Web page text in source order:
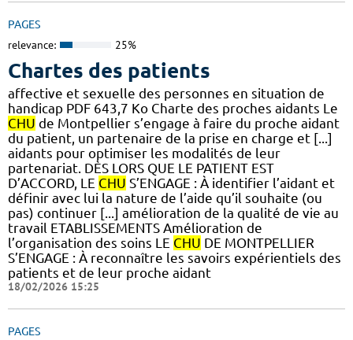
PAGES
relevance: 25%
Chartes des patients
affective et sexuelle des personnes en situation de
handicap PDF 643,7 Ko Charte des proches aidants Le
CHU de Montpellier s’engage à faire du proche aidant
du patient, un partenaire de la prise en charge et [...]
aidants pour optimiser les modalités de leur
partenariat. DÈS LORS QUE LE PATIENT EST
D’ACCORD, LE CHU S’ENGAGE : À identifier l’aidant et
définir avec lui la nature de l’aide qu’il souhaite (ou
pas) continuer [...] amélioration de la qualité de vie au
travail ETABLISSEMENTS Amélioration de
l’organisation des soins LE CHU DE MONTPELLIER
S’ENGAGE : À reconnaître les savoirs expérientiels des
patients et de leur proche aidant
18/02/2026 15:25
PAGES